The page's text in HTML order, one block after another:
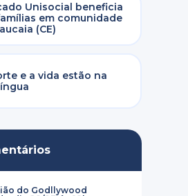
Unisocial beneficia
em comunidade
(CE)
e a vida estão na
do Godllywood